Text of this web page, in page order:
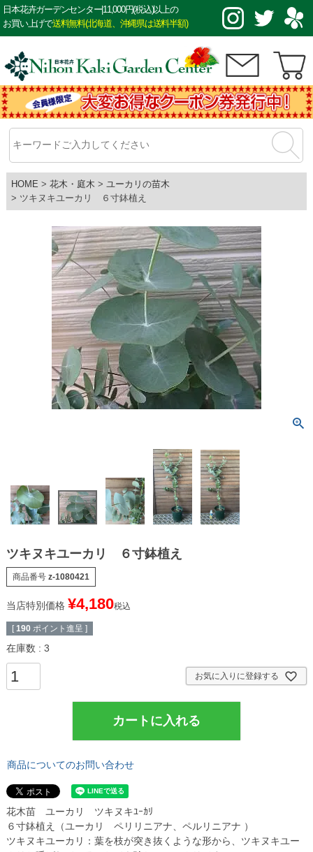
日本花卉ガーデンセンター|11,000円(税込)以上の
お買い上げで送料無料(北海道、沖縄県は送料半額)
HOME 花木・庭木
ユーカリの苗木
ツキヌキユーカリ ６寸鉢植え
ツキヌキユーカリ ６寸鉢植え
商品番号 z-1080421
当店特別価格 ¥4,180税込
[ 190 ポイント進呈 ]
在庫数 3
お気に入りに登録する
カートに入れる
商品についてのお問い合わせ
花木苗 ユーカリ ツキヌキﾕｰｶﾘ
６寸鉢植え（ユーカリ ペリリニアナ、ペルリニアナ ）
ツキヌキユーカリ：葉を枝が突き抜くような形から、ツキヌキユー